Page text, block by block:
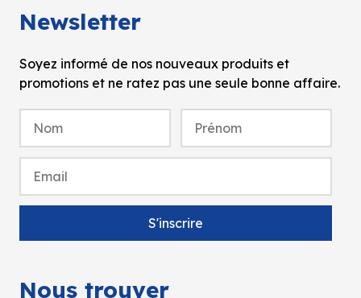
Newsletter
Soyez informé de nos nouveaux produits et
promotions et ne ratez pas une seule bonne affaire.
Nous trouver